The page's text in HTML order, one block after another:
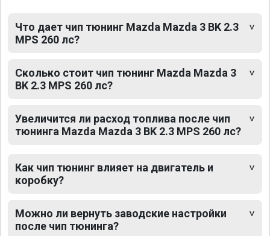
Что дает чип тюнинг Mazda Mazda 3 BK 2.3
MPS 260 лс?
Сколько стоит чип тюнинг Mazda Mazda 3
BK 2.3 MPS 260 лс?
Увеличится ли расход топлива после чип
тюнинга Mazda Mazda 3 BK 2.3 MPS 260 лс?
Как чип тюнинг влияет на двигатель и
коробку?
Можно ли вернуть заводские настройки
после чип тюнинга?